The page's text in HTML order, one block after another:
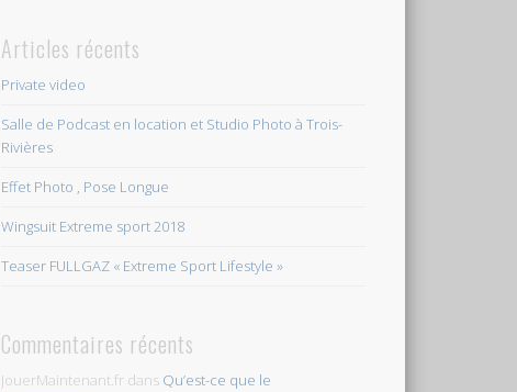
Articles récents
Private video
Salle de Podcast en location et Studio Photo à Trois-
Rivières
Effet Photo , Pose Longue
Wingsuit Extreme sport 2018
Teaser FULLGAZ « Extreme Sport Lifestyle »
Commentaires récents
JouerMaintenant.fr dans Qu’est-ce que le